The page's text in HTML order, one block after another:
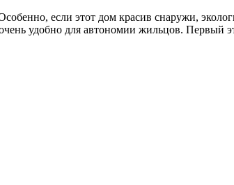
если этот дом красив снаружи,
удобно для автономии жильцов.